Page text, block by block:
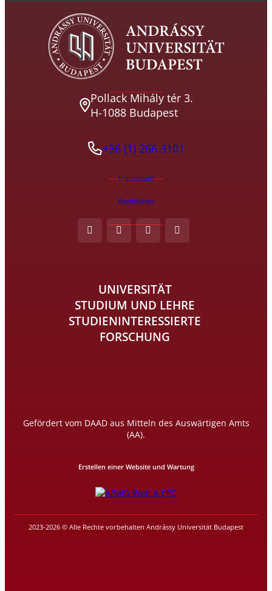
Pollack Mihály tér 3.
H-1088 Budapest
+36 (1) 266 3101
Impressum
Rechtliches
UNIVERSITÄT
STUDIUM UND LEHRE
STUDIENINTERESSIERTE
FORSCHUNG
Gefördert vom DAAD aus Mitteln des Auswärtigen Amts
(AA).
2023-2026 © Alle Rechte vorbehalten Andrássy Universität Budapest
Erstellen einer Website und Wartung